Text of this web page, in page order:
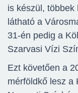
is készül, többek
látható a
31-én pedig a
Szarvasi Vízi
Ezt követően a
mérföldkő lesz a